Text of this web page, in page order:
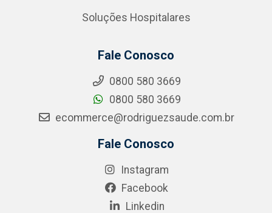
Soluções Hospitalares
Fale Conosco
0800 580 3669
0800 580 3669
ecommerce@rodriguezsaude.com.br
Fale Conosco
Instagram
Facebook
Linkedin